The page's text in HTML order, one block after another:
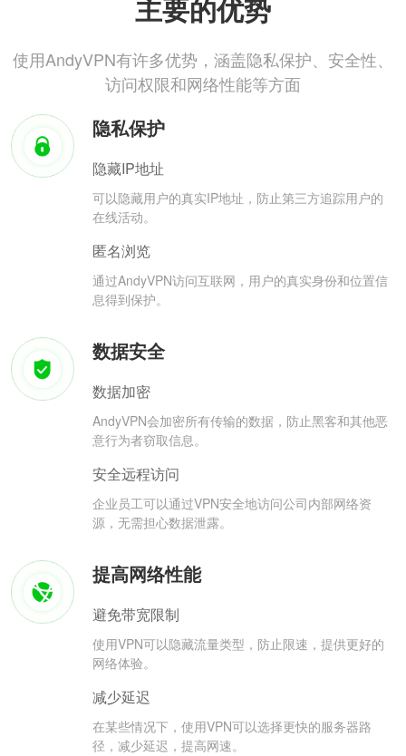
主要的优势
使用AndyVPN有许多优势，涵盖隐私保护、安全性、
访问权限和网络性能等方面
隐私保护
隐藏IP地址
可以隐藏用户的真实IP地址，防止第三方追踪用户的
在线活动。
匿名浏览
通过AndyVPN访问互联网，用户的真实身份和位置信
息得到保护。
数据安全
数据加密
AndyVPN会加密所有传输的数据，防止黑客和其他恶
意行为者窃取信息。
安全远程访问
企业员工可以通过VPN安全地访问公司内部网络资
源，无需担心数据泄露。
提高网络性能
避免带宽限制
使用VPN可以隐藏流量类型，防止限速，提供更好的
网络体验。
减少延迟
在某些情况下，使用VPN可以选择更快的服务器路
径，减少延迟，提高网速。